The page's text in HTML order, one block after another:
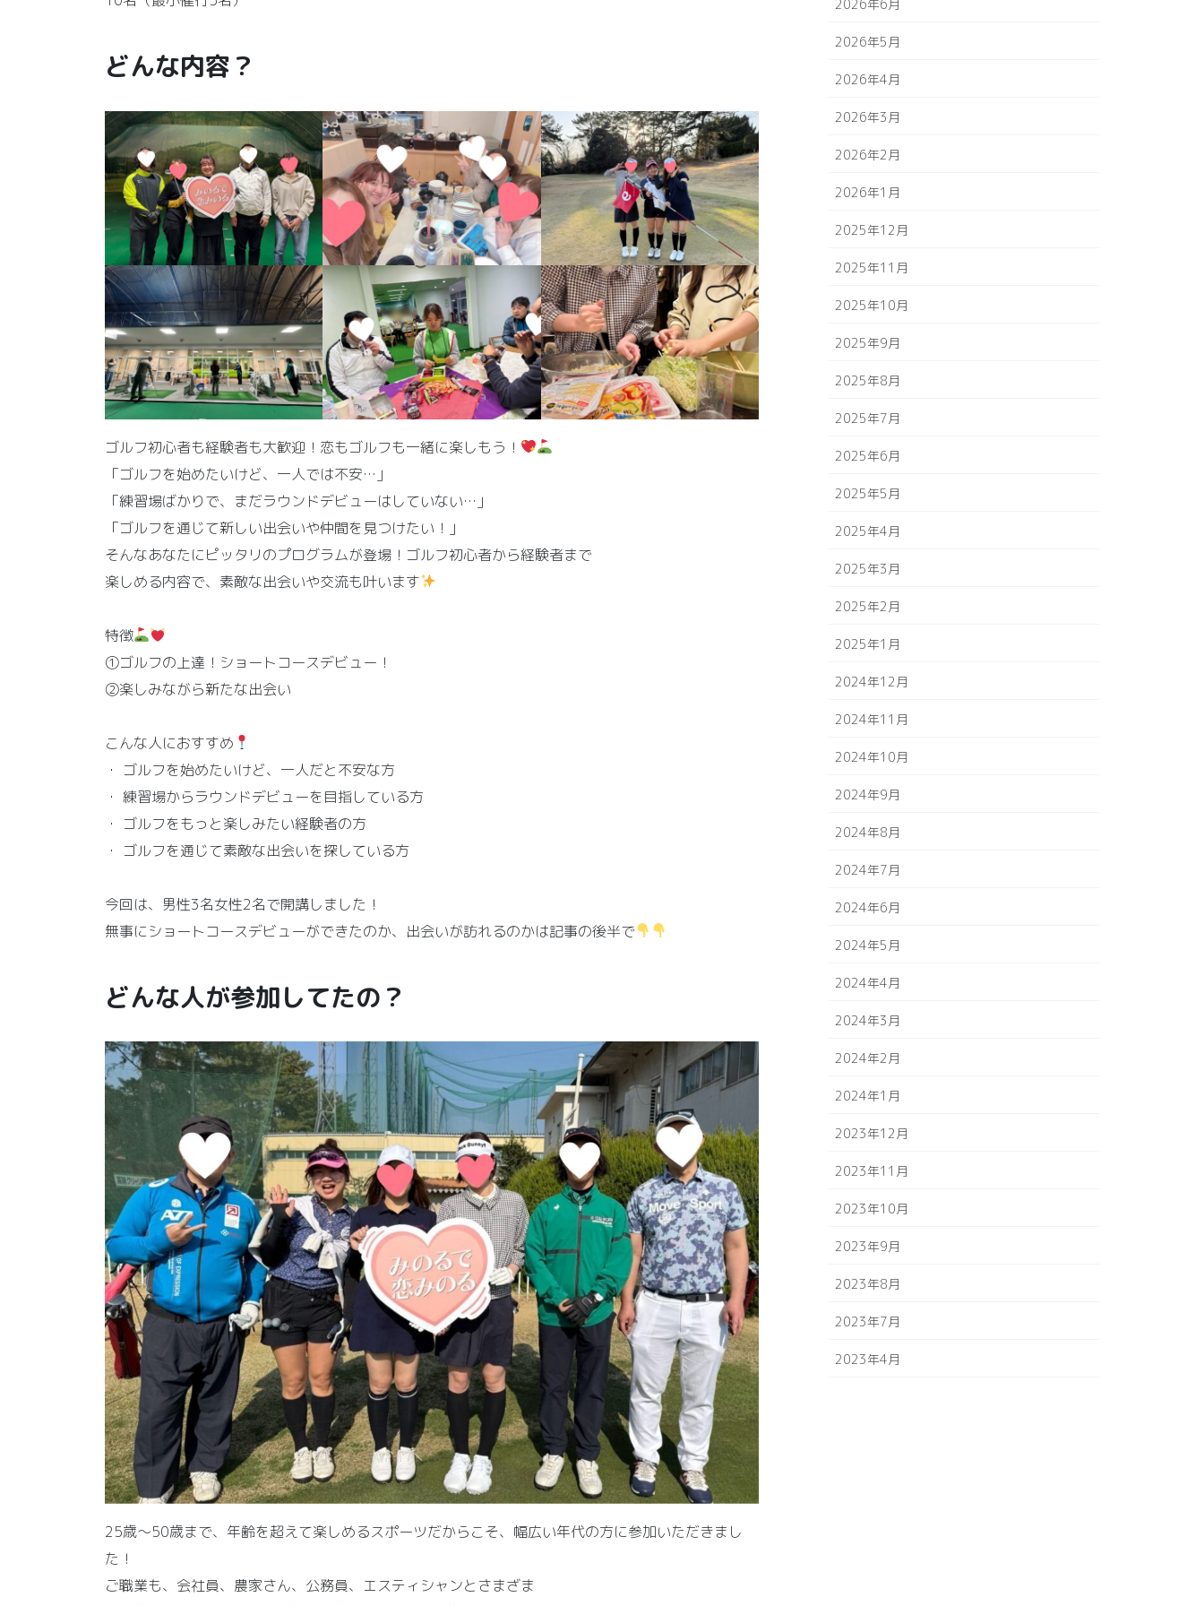
どんな内容？
ゴルフ初心者も経験者も大歓迎！恋もゴルフも一緒に楽しもう！
「ゴルフを始めたいけど、一人では不安…」
「練習場ばかりで、まだラウンドデビューはしていない…」
「ゴルフを通じて新しい出会いや仲間を見つけたい！」
そんなあなたにピッタリのプログラムが登場！ゴルフ初心者から経験者まで
楽しめる内容で、素敵な出会いや交流も叶います
特徴
①ゴルフの上達！ショートコースデビュー！
②楽しみながら新たな出会い
こんな人におすすめ
・ ゴルフを始めたいけど、一人だと不安な方
・ 練習場からラウンドデビューを目指している方
・ ゴルフをもっと楽しみたい経験者の方
・ ゴルフを通じて素敵な出会いを探している方
今回は、男性3名女性2名で開講しました！
無事にショートコースデビューができたのか、出会いが訪れるのかは記事の後半で
どんな人が参加してたの？
25歳～50歳まで、年齢を超えて楽しめるスポーツだからこそ、幅広い年代の方に参加いただきまし
た！
ご職業も、会社員、農家さん、公務員、エスティシャンとさまざま
2026年6月
2026年5月
2026年4月
2026年3月
2026年2月
2026年1月
2025年12月
2025年11月
2025年10月
2025年9月
2025年8月
2025年7月
2025年6月
2025年5月
2025年4月
2025年3月
2025年2月
2025年1月
2024年12月
2024年11月
2024年10月
2024年9月
2024年8月
2024年7月
2024年6月
2024年5月
2024年4月
2024年3月
2024年2月
2024年1月
2023年12月
2023年11月
2023年10月
2023年9月
2023年8月
2023年7月
2023年4月